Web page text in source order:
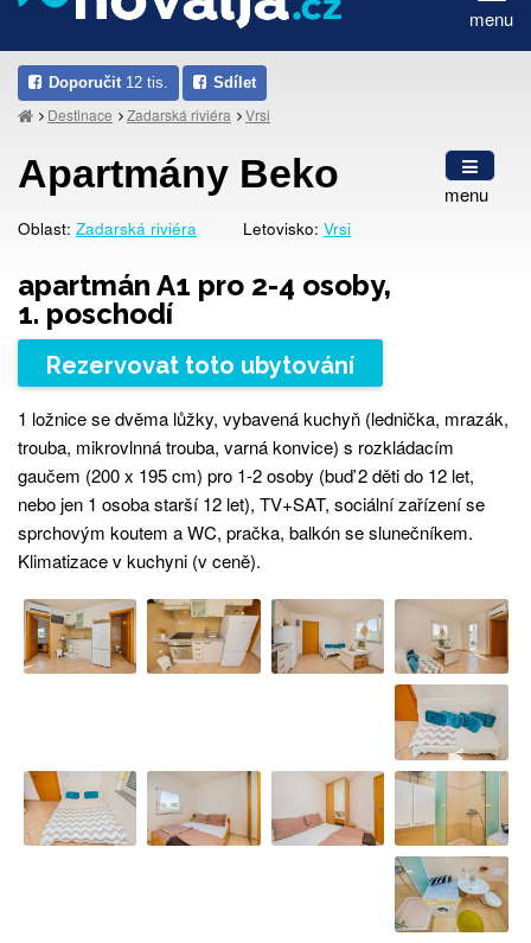
menu
Doporučit 12 tis. Sdílet
Destinace Zadarská riviéra Vrsi
menu
Apartmány Beko
Oblast: Zadarská riviéra Letovisko: Vrsi
apartmán A1 pro 2-4 osoby,
1. poschodí
Rezervovat toto ubytování
1 ložnice se dvěma lůžky, vybavená kuchyň (lednička, mrazák,
trouba, mikrovlnná trouba, varná konvice) s rozkládacím
gaučem (200 x 195 cm) pro 1-2 osoby (buď 2 děti do 12 let,
nebo jen 1 osoba starší 12 let), TV+SAT, sociální zařízení se
sprchovým koutem a WC, pračka, balkón se slunečníkem.
Klimatizace v kuchyni (v ceně).